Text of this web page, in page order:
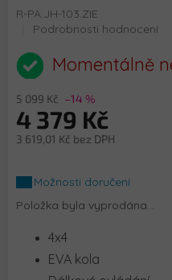
R-PA.JH-103.ZIE
Průměrné
produktu
je
z
hvězdiček.
Podrobnosti hodnocení
Momentálně
5 099 Kč –14 %
4 379 Kč
3 619,01 Kč bez DPH
cena:Možnosti doručení
Položka byla vyprodána…
4x4
EVA kola